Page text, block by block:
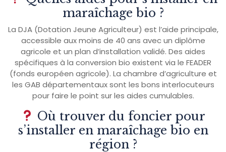
maraîchage bio ?
La DJA (Dotation Jeune Agriculteur) est l’aide principale,
accessible aux moins de 40 ans avec un diplôme
agricole et un plan d’installation validé. Des aides
spécifiques à la conversion bio existent via le FEADER
(fonds européen agricole). La chambre d’agriculture et
les GAB départementaux sont les bons interlocuteurs
pour faire le point sur les aides cumulables.
Où trouver du foncier pour
s’installer en maraîchage bio en
région ?